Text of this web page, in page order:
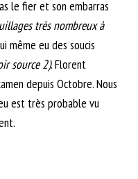
le fier et son embarras
très nombreux à
même eu des soucis
source 2). Florent
depuis Octobre. Nous
est très probable vu